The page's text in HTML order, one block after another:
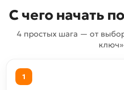
С чего начать
4 простых шага — от
ключ»
1